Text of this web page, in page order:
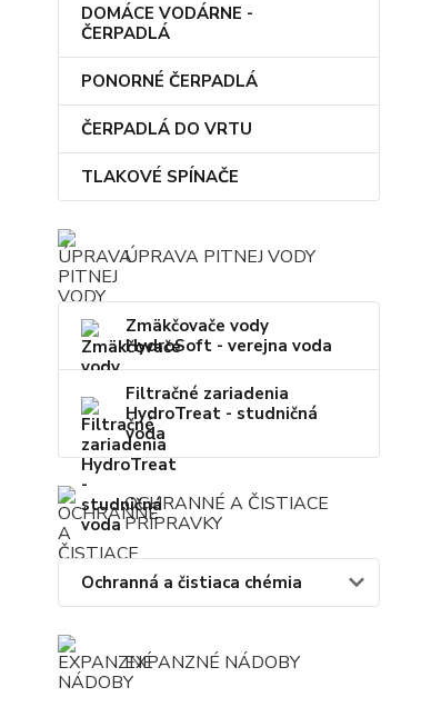
DOMÁCE VODÁRNE -
ČERPADLÁ
PONORNÉ ČERPADLÁ
ČERPADLÁ DO VRTU
TLAKOVÉ SPÍNAČE
ÚPRAVA PITNEJ VODY
Zmäkčovače vody
HydroSoft - verejna voda
Filtračné zariadenia
HydroTreat - studničná
voda
OCHRANNÉ A ČISTIACE
PRÍPRAVKY
Ochranná a čistiaca chémia
EXPANZNÉ NÁDOBY